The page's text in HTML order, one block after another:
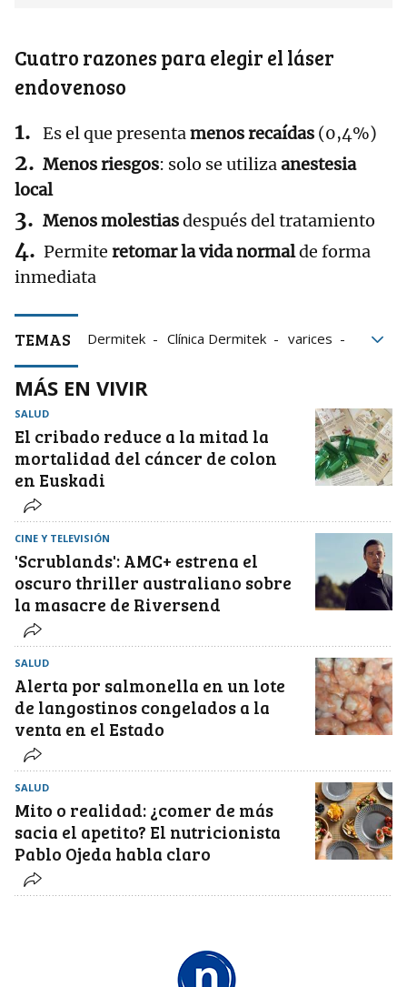
Cuatro razones para elegir el láser
endovenoso
Es el que presentamenos recaídas (0,4%)
Menos riesgos: solo se utilizaanestesia
local
Menos molestiasdespués del tratamiento
Permite retomar la vida normalde forma
inmediata
TEMAS Dermitek Clínica Dermitek
varices
MÁS EN VIVIR
SALUD
El cribado reduce a la mitad la
mortalidad del cáncer de colon
en Euskadi
CINE Y TELEVISIÓN
'Scrublands': AMC+ estrena el
oscuro thriller australiano sobre
la masacre de Riversend
SALUD
Alerta por salmonella en un lote
de langostinos congelados a la
venta en el Estado
SALUD
Mito o realidad: ¿comer de más
sacia el apetito? El nutricionista
Pablo Ojeda habla claro